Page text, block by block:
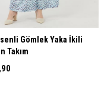
Gömlek Yaka İkili
Takım